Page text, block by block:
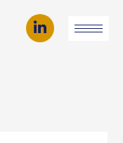
Linkedin